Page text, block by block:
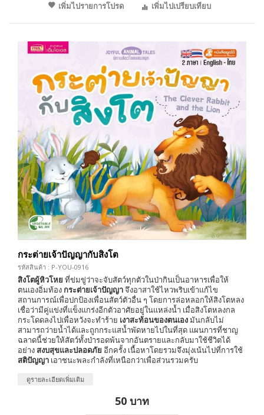
เพิ่มไปรายการโปรด
เพิ่มไปเปรียบเทียบ
กระต่ายเจ้าปัญญากับสิงโต
รหัสสินค้า : P-YOU-0916
สิงโตผู้หิวโหย ที่ข่มขู่ว่าจะจับสัตว์ทุกตัวในป่ากินเป็นอาหารเพื่อให้
ตนเองอิ่มท้องกระต่ายเจ้าปัญญาจึงอาสาใช้ไหวพริบเข้าแก้ไข
สถานการณ์เพื่อปกป้องเพื่อนสัตว์ตัวอื่น ๆ โดยการล่อหลอกให้สิงโตหลง
เชื่อว่ามีคู่แข่งที่แข็งแกร่งอีกตัวอาศัยอยู่ในแหล่งน้ำ เมื่อสิงโตหลงกล
กระโดดลงไปเพื่อหวังจะทำร้าย เงาสะท้อนของตนเองมันกลับไม่
สามารถว่ายน้ำได้และถูกกระแสน้ำพัดหายไปในที่สุด แผนการที่ชาญ
ฉลาดนี้ช่วยให้สัตว์ทั้งป่ารอดพ้นจากอันตรายและกลับมาใช้ชีวิตได้
อย่างสงบสุขและปลอดภัย อีกครั้ง เนื้อหาโดยรวมจึงมุ่งเน้นไปที่การใช้
สติปัญญา เอาชนะพละกำลังที่เหนือกว่าเพื่อส่วนรวมครับ
ดูรายละเอียดเพิ่มเติม
50 บาท